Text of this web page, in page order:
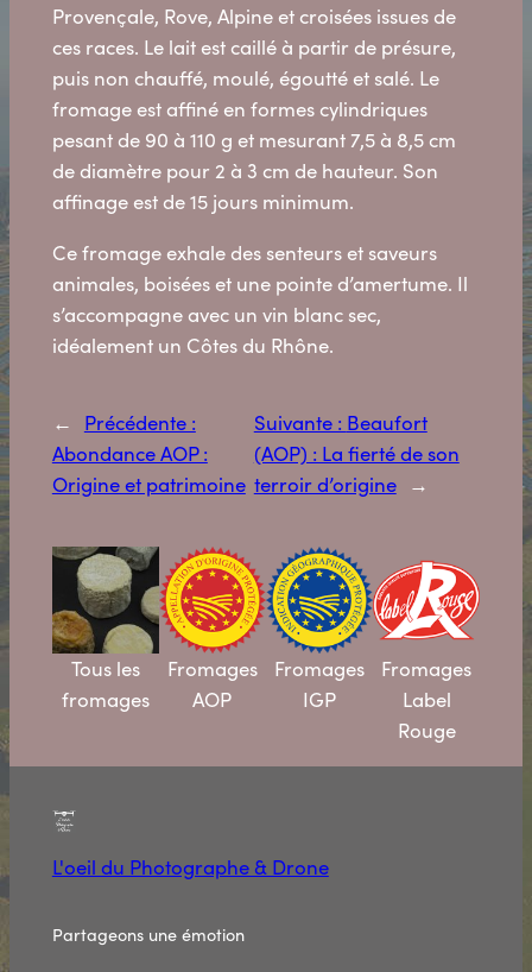
Provençale, Rove, Alpine et croisées issues de
ces races. Le lait est caillé à partir de présure,
puis non chauffé, moulé, égoutté et salé. Le
fromage est affiné en formes cylindriques
pesant de 90 à 110 g et mesurant 7,5 à 8,5 cm
de diamètre pour 2 à 3 cm de hauteur. Son
affinage est de 15 jours minimum.
Ce fromage exhale des senteurs et saveurs
animales, boisées et une pointe d’amertume. Il
s’accompagne avec un vin blanc sec,
idéalement un Côtes du Rhône.
←
Précédente :
Abondance AOP :
Origine et patrimoine
Suivante : Beaufort
(AOP) : La fierté de son
terroir d’origine →
Tous les
fromages
Fromages
AOP
Fromages
IGP
Fromages
Label
Rouge
L'oeil du Photographe & Drone
Partageons une émotion